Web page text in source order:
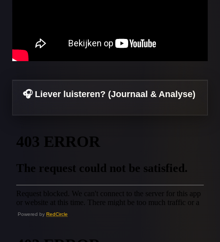
🎧 Liever luisteren? (Journaal & Analyse)
Powered by RedCircle